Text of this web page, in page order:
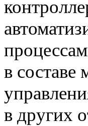
в составе
в других